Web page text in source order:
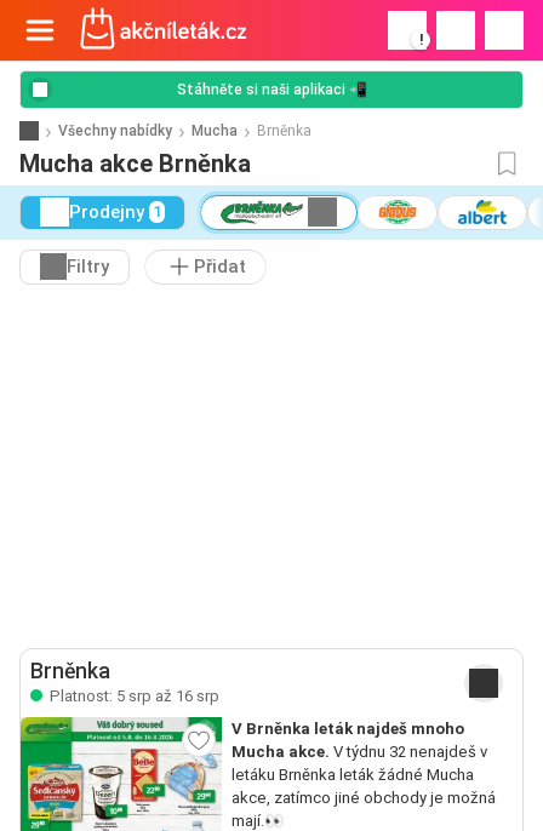
!
Stáhněte si naši aplikaci 📲
Všechny nabídky Mucha Brněnka
Mucha akce Brněnka
Prodejny 1
Filtry Přidat
Brněnka
Platnost: 5 srp až 16 srp
V Brněnka leták najdeš mnoho
Mucha akce. V týdnu 32 nenajdeš v
letáku Brněnka leták žádné Mucha
akce, zatímco jiné obchody je možná
mají.👀